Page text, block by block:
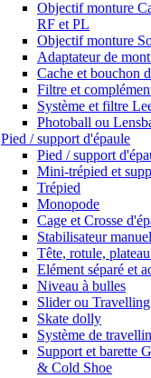
Objectif monture
RF et PL
Objectif monture
Adaptateur de
Cache et bouchon
Filtre et
Système et filtre
Photoball ou
Pied / support d'épaule
Pied / support
Mini-trépied et
Trépied
Monopode
Cage et Crosse
Stabilisateur manuel
Tête, rotule,
Elément séparé et
Niveau à bulles
Slider ou
Skate dolly
Système de
Support et barette
& Cold Shoe